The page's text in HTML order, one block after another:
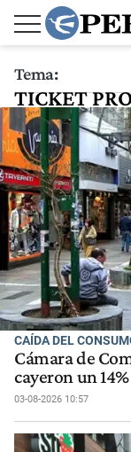
Tema:
TICKET
CAÍDA DEL
Cámara de
cayeron un
03-08-2026 10:57